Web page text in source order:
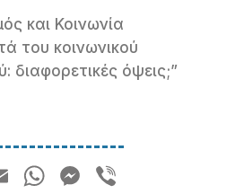
και Κοινωνία
του κοινωνικού
διαφορετικές όψεις;”
EmailWhatsApp
Messenger